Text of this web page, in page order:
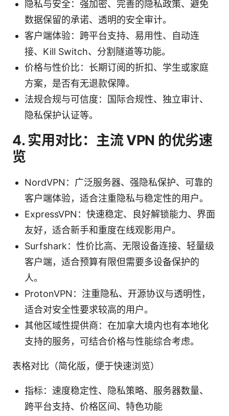
隐私与安全：强加密、完善的隐私政策、避免
数据保留的承诺、透明的安全审计。
客户端体验：跨平台支持、易用性、自动连
接、Kill Switch、分割隧道等功能。
价格与性价比：长期订阅的折扣、学生或家庭
方案，是否有无退款保障。
法规合规与可信度：国际合规性、独立审计、
隐私保护认证等。
4. 实用对比：主流 VPN 的优劣速
览
NordVPN：广泛服务器、强隐私保护、可靠的
客户端体验，适合注重隐私与稳定性的用户。
ExpressVPN：快速稳定、良好解锁能力、界面
友好，适合新手和重度在线观影用户。
Surfshark：性价比高、无限设备连接、轻量级
客户端，适合预算有限但需要多设备保护的
人。
ProtonVPN：注重隐私、开源协议与透明性，
适合对安全性要求较高的用户。
其他区域性提供商：在加拿大境内也有本地化
支持的服务，可结合价格与性能综合考虑。
表格对比（简化版，便于快速浏览）
指标：速度稳定性、隐私策略、服务器数量、
跨平台支持、价格区间、特色功能